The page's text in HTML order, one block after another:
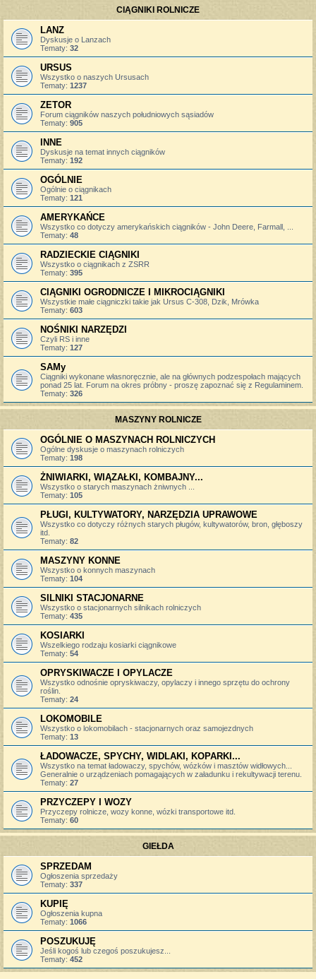
CIĄGNIKI ROLNICZE
LANZ
Dyskusje o Lanzach
Tematy: 32
URSUS
Wszystko o naszych Ursusach
Tematy: 1237
ZETOR
Forum ciągników naszych południowych sąsiadów
Tematy: 905
INNE
Dyskusje na temat innych ciągników
Tematy: 192
OGÓLNIE
Ogólnie o ciągnikach
Tematy: 121
AMERYKAŃCE
Wszystko co dotyczy amerykańskich ciągników - John Deere, Farmall, ...
Tematy: 48
RADZIECKIE CIĄGNIKI
Wszystko o ciągnikach z ZSRR
Tematy: 395
CIĄGNIKI OGRODNICZE I MIKROCIĄGNIKI
Wszystkie małe ciągniczki takie jak Ursus C-308, Dzik, Mrówka
Tematy: 603
NOŚNIKI NARZĘDZI
Czyli RS i inne
Tematy: 127
SAMy
Ciągniki wykonane własnoręcznie, ale na głównych podzespołach mających
ponad 25 lat. Forum na okres próbny - proszę zapoznać się z Regulaminem.
Tematy: 326
MASZYNY ROLNICZE
OGÓLNIE O MASZYNACH ROLNICZYCH
Ogólne dyskusje o maszynach rolniczych
Tematy: 198
ŻNIWIARKI, WIĄZAŁKI, KOMBAJNY...
Wszystko o starych maszynach żniwnych ...
Tematy: 105
PŁUGI, KULTYWATORY, NARZĘDZIA UPRAWOWE
Wszystko co dotyczy różnych starych pługów, kultywatorów, bron, głęboszy
itd.
Tematy: 82
MASZYNY KONNE
Wszystko o konnych maszynach
Tematy: 104
SILNIKI STACJONARNE
Wszystko o stacjonarnych silnikach rolniczych
Tematy: 435
KOSIARKI
Wszelkiego rodzaju kosiarki ciągnikowe
Tematy: 54
OPRYSKIWACZE I OPYLACZE
Wszystko odnośnie opryskiwaczy, opylaczy i innego sprzętu do ochrony
roślin.
Tematy: 24
LOKOMOBILE
Wszystko o lokomobilach - stacjonarnych oraz samojezdnych
Tematy: 13
ŁADOWACZE, SPYCHY, WIDLAKI, KOPARKI...
Wszystko na temat ładowaczy, spychów, wózków i masztów widłowych...
Generalnie o urządzeniach pomagających w załadunku i rekultywacji terenu.
Tematy: 27
PRZYCZEPY I WOZY
Przyczepy rolnicze, wozy konne, wózki transportowe itd.
Tematy: 60
GIEŁDA
SPRZEDAM
Ogłoszenia sprzedaży
Tematy: 337
KUPIĘ
Ogłoszenia kupna
Tematy: 1066
POSZUKUJĘ
Jeśli kogoś lub czegoś poszukujesz...
Tematy: 452